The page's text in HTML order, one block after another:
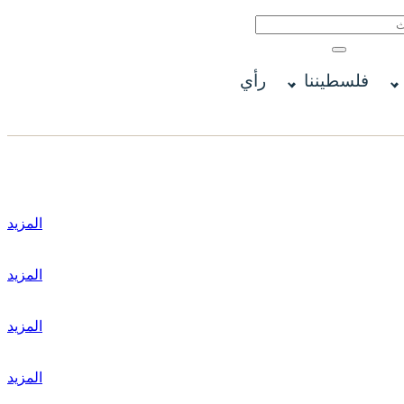
فلسطيننا رأي
المزيد
المزيد
المزيد
المزيد